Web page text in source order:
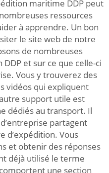
maritime DDP peut
ressources
à apprendre. Un bon
le site web de notre
de nombreuses
et sur ce que celle-ci
Vous y trouverez des
vidéos qui expliquent
support utile est
dédiés au transport. Il
d’entreprise partagent
d’expédition. Vous
et obtenir des réponses
déjà utilisé le terme
une section